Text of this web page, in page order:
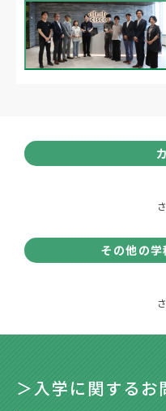
その他の
＞入学に関するお